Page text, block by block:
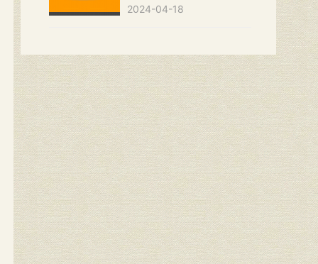
2024-04-18